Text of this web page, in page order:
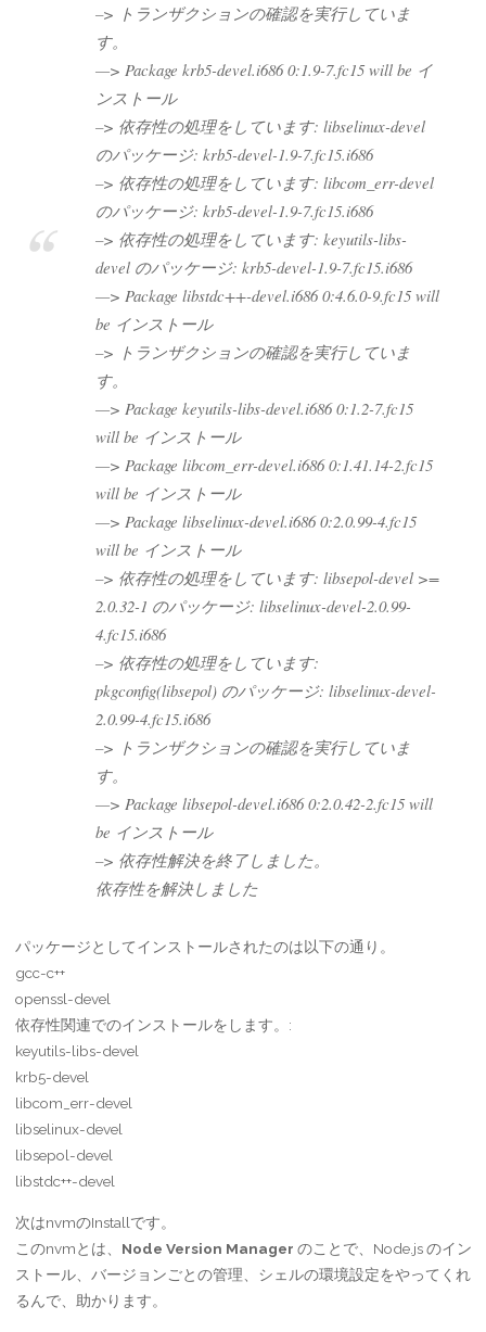
–> トランザクションの確認を実行していま
す。
—> Package krb5-devel.i686 0:1.9-7.fc15 will be イ
ンストール
–> 依存性の処理をしています: libselinux-devel
のパッケージ: krb5-devel-1.9-7.fc15.i686
–> 依存性の処理をしています: libcom_err-devel
のパッケージ: krb5-devel-1.9-7.fc15.i686
–> 依存性の処理をしています: keyutils-libs-
devel のパッケージ: krb5-devel-1.9-7.fc15.i686
—> Package libstdc++-devel.i686 0:4.6.0-9.fc15 will
be インストール
–> トランザクションの確認を実行していま
す。
—> Package keyutils-libs-devel.i686 0:1.2-7.fc15
will be インストール
—> Package libcom_err-devel.i686 0:1.41.14-2.fc15
will be インストール
—> Package libselinux-devel.i686 0:2.0.99-4.fc15
will be インストール
–> 依存性の処理をしています: libsepol-devel >=
2.0.32-1 のパッケージ: libselinux-devel-2.0.99-
4.fc15.i686
–> 依存性の処理をしています:
pkgconfig(libsepol) のパッケージ: libselinux-devel-
2.0.99-4.fc15.i686
–> トランザクションの確認を実行していま
す。
—> Package libsepol-devel.i686 0:2.0.42-2.fc15 will
be インストール
–> 依存性解決を終了しました。
依存性を解決しました
パッケージとしてインストールされたのは以下の通り。
gcc-c++
openssl-devel
依存性関連でのインストールをします。:
keyutils-libs-devel
krb5-devel
libcom_err-devel
libselinux-devel
libsepol-devel
libstdc++-devel
次はnvmのInstallです。
このnvmとは、 Node Version Manager のことで、Node.js のイン
ストール、バージョンごとの管理、シェルの環境設定をやってくれ
るんで、助かります。